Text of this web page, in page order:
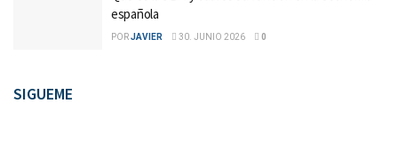
española
PORJAVIER 30. JUNIO 2026 0
SIGUEME